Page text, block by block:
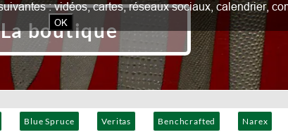
Blue Spruce Veritas Benchcrafted Narex
La boutique
: vidéos, cartes, réseaux sociaux, calendrier,
OK